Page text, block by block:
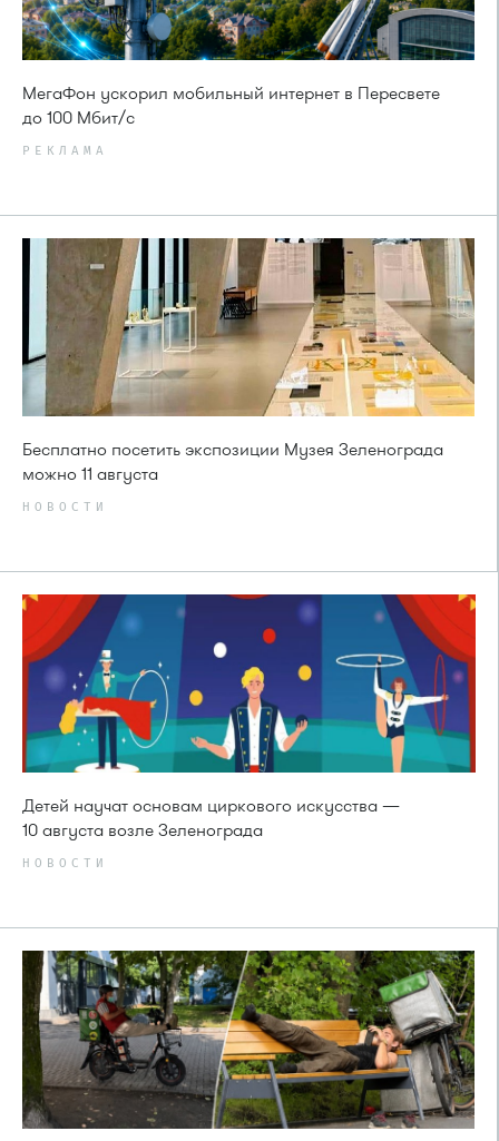
МегаФон ускорил мобильный интернет в Пересвете
до 100 Мбит/с
РЕКЛАМА
Бесплатно посетить экспозиции Музея Зеленограда
можно 11 августа
НОВОСТИ
Детей научат основам циркового искусства —
10 августа возле Зеленограда
НОВОСТИ